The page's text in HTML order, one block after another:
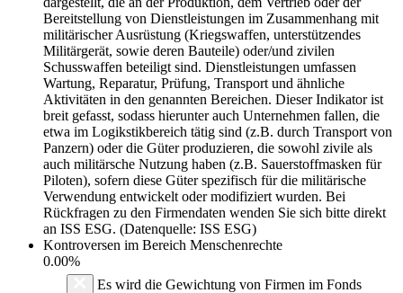
Bereitstellung von Dienstleistungen im Zusammenhang mit
militärischer Ausrüstung (Kriegswaffen, unterstützendes
Militärgerät, sowie deren Bauteile) oder/und zivilen
Schusswaffen beteiligt sind. Dienstleistungen umfassen
Wartung, Reparatur, Prüfung, Transport und ähnliche
Aktivitäten in den genannten Bereichen. Dieser Indikator ist
breit gefasst, sodass hierunter auch Unternehmen fallen, die
etwa im Logikstikbereich tätig sind (z.B. durch Transport von
Panzern) oder die Güter produzieren, die sowohl zivile als
auch militärsche Nutzung haben (z.B. Sauerstoffmasken für
Piloten), sofern diese Güter spezifisch für die militärische
Verwendung entwickelt oder modifiziert wurden. Bei
Rückfragen zu den Firmendaten wenden Sie sich bitte direkt
an ISS ESG. (Datenquelle: ISS ESG)
Kontroversen im Bereich Menschenrechte
0.00%
Es wird die Gewichtung von Firmen im Fonds